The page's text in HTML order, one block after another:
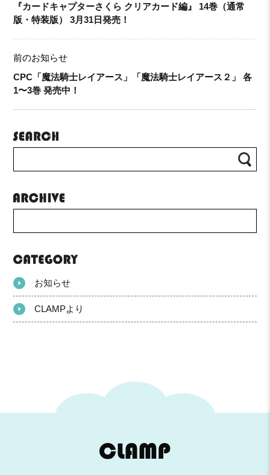
『カードキャプターさくら クリアカード編』 14巻（通常
版・特装版） 3月31日発売！
前のお知らせ
CPC「魔法騎士レイアース」「魔法騎士レイアース２」 各
1〜3巻 発売中！
お知らせ
CLAMPより